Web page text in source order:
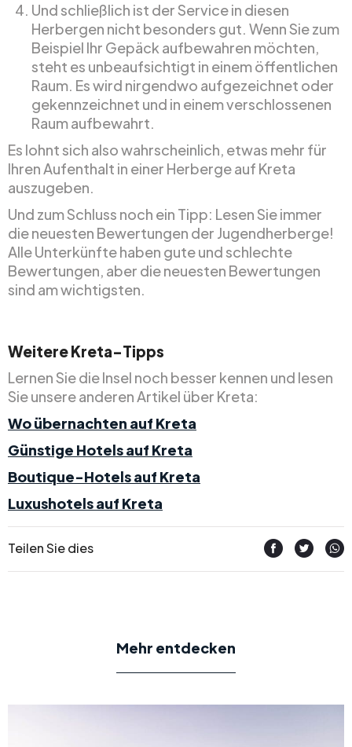
Und schließlich ist der Service in diesen
Herbergen nicht besonders gut. Wenn Sie zum
Beispiel Ihr Gepäck aufbewahren möchten,
steht es unbeaufsichtigt in einem öffentlichen
Raum. Es wird nirgendwo aufgezeichnet oder
gekennzeichnet und in einem verschlossenen
Raum aufbewahrt.
Es lohnt sich also wahrscheinlich, etwas mehr für
Ihren Aufenthalt in einer Herberge auf Kreta
auszugeben.
Und zum Schluss noch ein Tipp: Lesen Sie immer
die neuesten Bewertungen der Jugendherberge!
Alle Unterkünfte haben gute und schlechte
Bewertungen, aber die neuesten Bewertungen
sind am wichtigsten.
Weitere Kreta-Tipps
Lernen Sie die Insel noch besser kennen und lesen
Sie unsere anderen Artikel über Kreta:
Wo übernachten auf Kreta
Günstige Hotels auf Kreta
Boutique-Hotels auf Kreta
Luxushotels auf Kreta
Teilen Sie dies
Mehr entdecken